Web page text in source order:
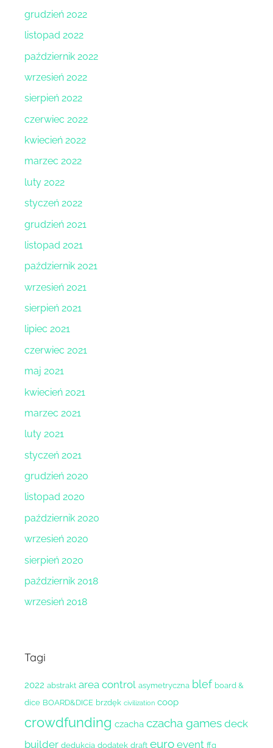
grudzień 2022
listopad 2022
październik 2022
wrzesień 2022
sierpień 2022
czerwiec 2022
kwiecień 2022
marzec 2022
luty 2022
styczeń 2022
grudzień 2021
listopad 2021
październik 2021
wrzesień 2021
sierpień 2021
lipiec 2021
czerwiec 2021
maj 2021
kwiecień 2021
marzec 2021
luty 2021
styczeń 2021
grudzień 2020
listopad 2020
październik 2020
wrzesień 2020
sierpień 2020
październik 2018
wrzesień 2018
Tagi
2022 abstrakt area control asymetryczna blef board &
dice BOARD&DICE brzdęk civilization coop
crowdfunding czacha czacha games deck
builder dedukcja dodatek draft euro event ffg